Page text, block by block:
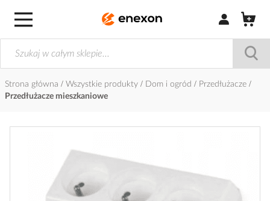
Zaloguj się /
Strona główna Wszystkie produkty Dom i ogród
Przedłużacze
Przedłużacze mieszkaniowe